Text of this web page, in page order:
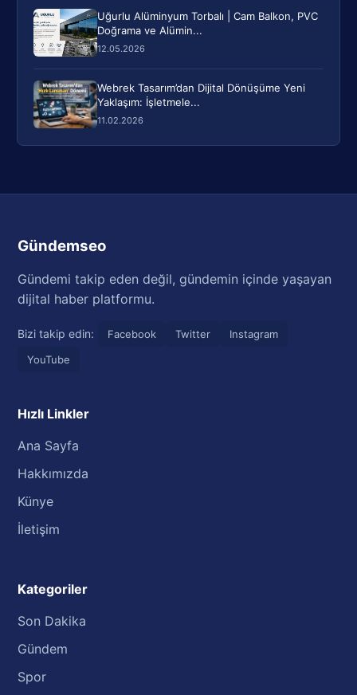
Uğurlu Alüminyum Torbalı | Cam Balkon, PVC
Doğrama ve Alümin...
12.05.2026
Webrek Tasarım’dan Dijital Dönüşüme Yeni
Yaklaşım: İşletmele...
11.02.2026
Gündemseo
Gündemi takip eden değil, gündemin içinde yaşayan
dijital haber platformu.
Bizi takip edin: Facebook Twitter
Instagram
YouTube
Hızlı Linkler
Ana Sayfa
Hakkımızda
Künye
İletişim
Kategoriler
Son Dakika
Gündem
Spor